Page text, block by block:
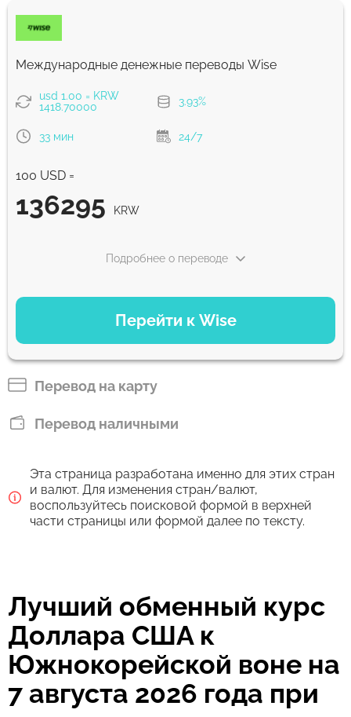
Комиссия Strumok, всегда 0%
Международные денежные переводы Wise
usd 1.00 = KRW
1418.70000
3.93%
33 мин 24/7
100 USD =
136295 KRW
Перейти к Wise
Подробнее о переводе
ВАРИАНТЫ ОПЛАТЫ
Оплатить картой
136295 KRW 33 мин
Комиссия Strumok, всегда 0%
Перевод на карту
Перевод наличными
Эта страница разработана именно для этих стран
и валют. Для изменения стран/валют,
воспользуйтесь поисковой формой в верхней
части страницы или формой далее по тексту.
Лучший обменный курс
Доллара США к
Южнокорейской воне на
7 августа 2026 года при